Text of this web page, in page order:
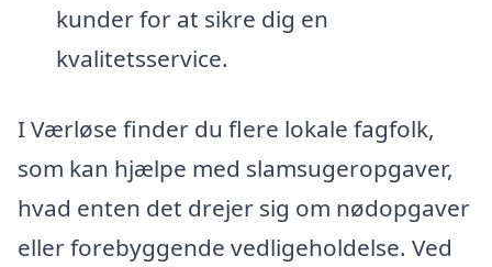
kunder for at sikre dig en
kvalitetsservice.
I Værløse finder du flere lokale fagfolk,
som kan hjælpe med slamsugeropgaver,
hvad enten det drejer sig om nødopgaver
eller forebyggende vedligeholdelse. Ved